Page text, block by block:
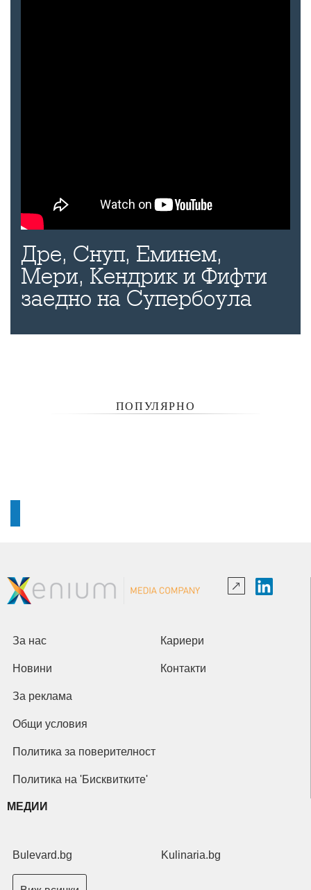
Дре, Снуп, Еминем,
Мери, Кендрик и Фифти
заедно на Супербоула
ПОПУЛЯРНО
За нас Кариери
Новини Контакти
За реклама
Общи условия
Политика за поверителност
Политика на 'Бисквитките'
МЕДИИ
Bulevard.bg Kulinaria.bg